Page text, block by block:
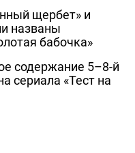
щербет» и
названы
бабочка»
содержание 5–8-й
сериала «Тест на